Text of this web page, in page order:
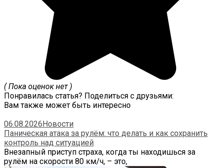
( Пока оценок нет )
Понравилась статья? Поделиться с друзьями:
Вам также может быть интересно
06.08.2026Новости
Паническая атака за рулём: что делать и как сохранить
контроль над ситуацией
Внезапный приступ страха, когда ты находишься за
рулём на скорости 80 км/ч, – это,